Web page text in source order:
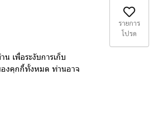
เพื่อระงับการเก็บ
องคุกกี้ทั้งหมด ท่านอาจ
รายการ
โปรด